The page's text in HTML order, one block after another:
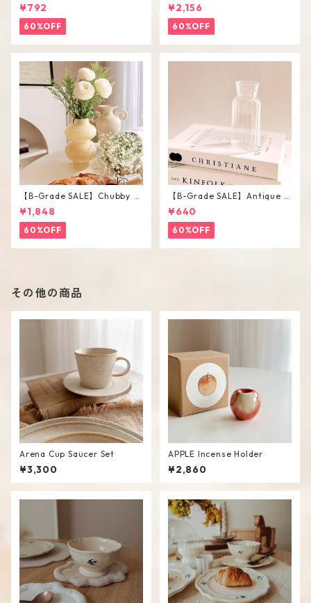
¥792
60%OFF
ase / L
¥2,156
60%OFF
【B-Grade SALE】Chubby V
ase / M
¥1,848
60%OFF
【B-Grade SALE】Antique F
lower Vase #C
¥640
60%OFF
その他の商品
Arena Cup Saucer Set
¥3,300
APPLE Incense Holder
¥2,860